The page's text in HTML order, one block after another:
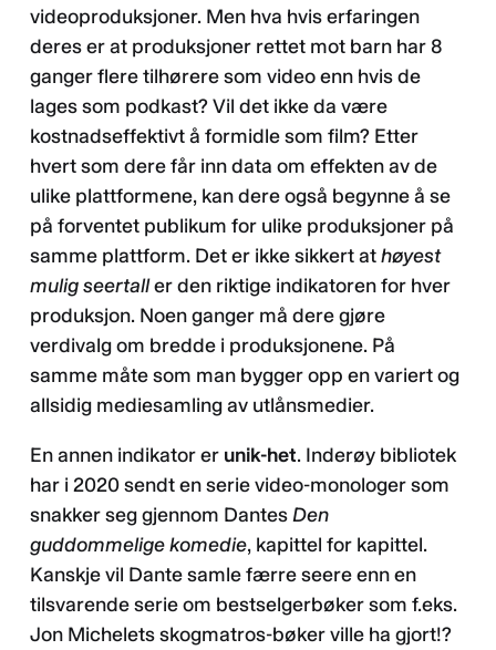
videoproduksjoner. Men hva hvis erfaringen
deres er at produksjoner rettet mot barn har 8
ganger flere tilhørere som video enn hvis de
lages som podkast? Vil det ikke da være
kostnadseffektivt å formidle som film? Etter
hvert som dere får inn data om effekten av de
ulike plattformene, kan dere også begynne å se
på forventet publikum for ulike produksjoner på
samme plattform. Det er ikke sikkert athøyest
mulig seertaller den riktige indikatoren for hver
produksjon. Noen ganger må dere gjøre
verdivalg om bredde i produksjonene. På
samme måte som man bygger opp en variert og
allsidig mediesamling av utlånsmedier.
En annen indikator er unik-het. Inderøy bibliotek
har i 2020 sendt en serie video-monologer som
snakker seg gjennom DantesDen
guddommelige komedie, kapittel for kapittel.
Kanskje vil Dante samle færre seere enn en
tilsvarende serie om bestselgerbøker som f.eks.
Jon Michelets skogmatros-bøker ville ha gjort!?